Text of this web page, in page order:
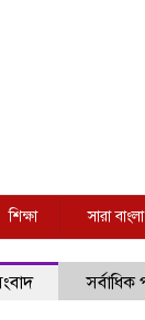
শিক্ষা সারা বাংলা
সর্বাধিক